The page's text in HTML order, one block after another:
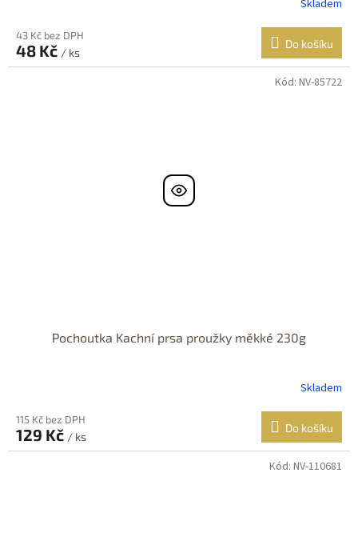
Skladem
43 Kč bez DPH
48 Kč / ks
Do košíku
Pochoutka Kachní prsa proužky měkké 230g
Skladem
115 Kč bez DPH
129 Kč / ks
Do košíku
Kód: NV-85722
Kód: NV-110681